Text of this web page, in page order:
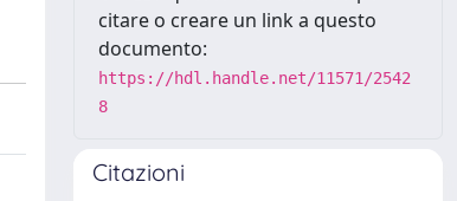
citare o creare un link a questo
documento:
https://hdl.handle.net/11571/2542
8
Citazioni